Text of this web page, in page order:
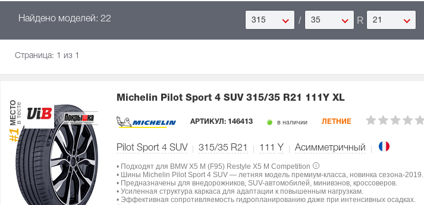
Найдено моделей: 22 315 / 35 R 21
Страница: 1 из 1
#1
МЕСТОв тесте
Michelin Pilot Sport 4 SUV 315/35 R21 111Y XL
АРТИКУЛ: 146413 в наличии ЛЕТНИЕ
Pilot Sport 4 SUV 315/35 R21 111 Y Асимметричный
• Подходят для BMW X5 M (F95) Restyle X5 M Competition
• Шины Michelin Pilot Sport 4 SUV — летняя модель премиум-класса, новинка сезона-2019.
• Предназначены для внедорожников, SUV-автомобилей, минивэнов, кроссоверов.
• Усиленная структура каркаса для адаптации к повышенным нагрузкам.
• Эффективная сопротивляемость гидропланированию даже при интенсивных осадках.